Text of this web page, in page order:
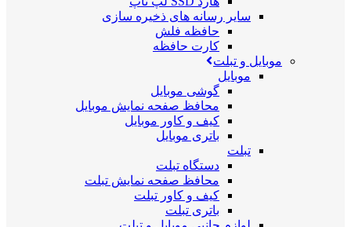
سایر رسانه های ذخیره سازی
حافظه فلش
کارت حافظه
موبایل و تبلت
موبایل
گوشی موبایل
محافظ صفحه نمایش موبایل
کیف و کاور موبایل
باتری موبایل
تبلت
دستگاه تبلت
محافظ صفحه نمایش تبلت
کیف و کاور تبلت
باتری تبلت